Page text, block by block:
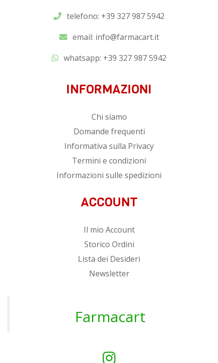
telefono: +39 327 987 5942
email: info@farmacart.it
whatsapp: +39 327 987 5942
INFORMAZIONI
Chi siamo
Domande frequenti
Informativa sulla Privacy
Termini e condizioni
Informazioni sulle spedizioni
ACCOUNT
Il mio Account
Storico Ordini
Lista dei Desideri
Newsletter
Farmacart